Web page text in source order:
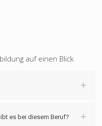
auf einen Blick
es bei diesem Beruf?